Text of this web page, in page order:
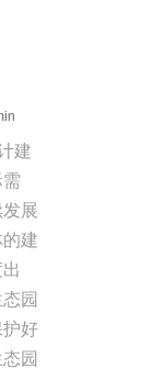
建
展
建
园
好
园